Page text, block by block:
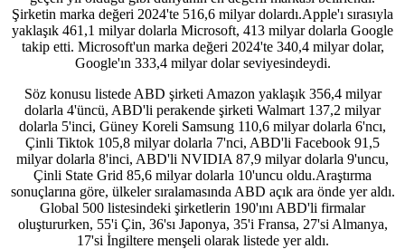
Şirketin marka değeri 2024'te 516,6 milyar dolardı.Apple'ı sırasıyla
yaklaşık 461,1 milyar dolarla Microsoft, 413 milyar dolarla Google
takip etti. Microsoft'un marka değeri 2024'te 340,4 milyar dolar,
Google'ın 333,4 milyar dolar seviyesindeydi.
Söz konusu listede ABD şirketi Amazon yaklaşık 356,4 milyar
dolarla 4'üncü, ABD'li perakende şirketi Walmart 137,2 milyar
dolarla 5'inci, Güney Koreli Samsung 110,6 milyar dolarla 6'ncı,
Çinli Tiktok 105,8 milyar dolarla 7'nci, ABD'li Facebook 91,5
milyar dolarla 8'inci, ABD'li NVIDIA 87,9 milyar dolarla 9'uncu,
Çinli State Grid 85,6 milyar dolarla 10'uncu oldu.Araştırma
sonuçlarına göre, ülkeler sıralamasında ABD açık ara önde yer aldı.
Global 500 listesindeki şirketlerin 190'ını ABD'li firmalar
oluştururken, 55'i Çin, 36'sı Japonya, 35'i Fransa, 27'si Almanya,
17'si İngiltere menşeli olarak listede yer aldı.